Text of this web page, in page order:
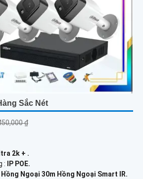
Sắc Nét
₫
2k + .
:
IP POE.
Hồng Ngoại 30m Hồng Ngoại Smart IR.